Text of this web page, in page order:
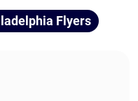
Flyers